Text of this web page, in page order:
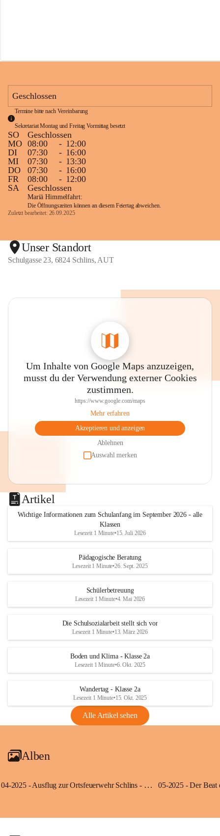
n
Geschlossen
Termine bitte nach Vereinbarung
Sekretariat Montag und Freitag Vormittag besetzt
SO
Geschlossen
MO 08:00 - 12:00
DI
07:30 - 16:00
MI
07:30 - 13:30
DO
07:30 - 16:00
FR
08:00 - 12:00
SA
Geschlossen
Mariä Himmelfahrt:
Die Öffnungszeiten können an diesem Feiertag abweichen.
Zuletzt bearbeitet: 26.09.2025
Unser Standort
Schulgasse 23, 6824 Schlins, AUT
Um Inhalte von Google Maps anzuzeigen,
musst du der Verwendung externer Cookies
zustimmen.
https://www.google.com/maps
Mehr erfahren
Akzeptieren und anzeigen
Ablehnen
Auswahl merken
Artikel
Wichtige Informationen zum Schulanfang im September 2026 - alle
Klassen
Lesezeit 1 Minute•15. Juli 2026
Pädagogische Beratung
Lesezeit 1 Minute•26. Sept. 2025
Schülerbetreuung
Lesezeit 1 Minute•4. Mai 2026
Die Schulsozialarbeit stellt sich vor
Lesezeit 1 Minute•13. März 2026
Boden und Klima - Klasse 2a
Lesezeit 1 Minute•6. Okt. 2025
Wandertag - Klasse 2a
Lesezeit 1 Minute•15. Okt. 2025
Alle Artikel sehen
Alben
04-2025 - Ausflug zur Ortsfeuerwehr Schlins - Klassen 3a und 3b